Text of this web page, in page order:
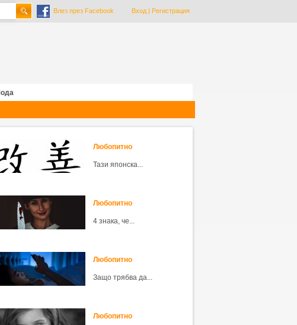
Влез през Facebook Вход| Регистрация
Любопитно
Тази японска...
Любопитно
4 знака, че...
Любопитно
Защо трябва да...
Любопитно